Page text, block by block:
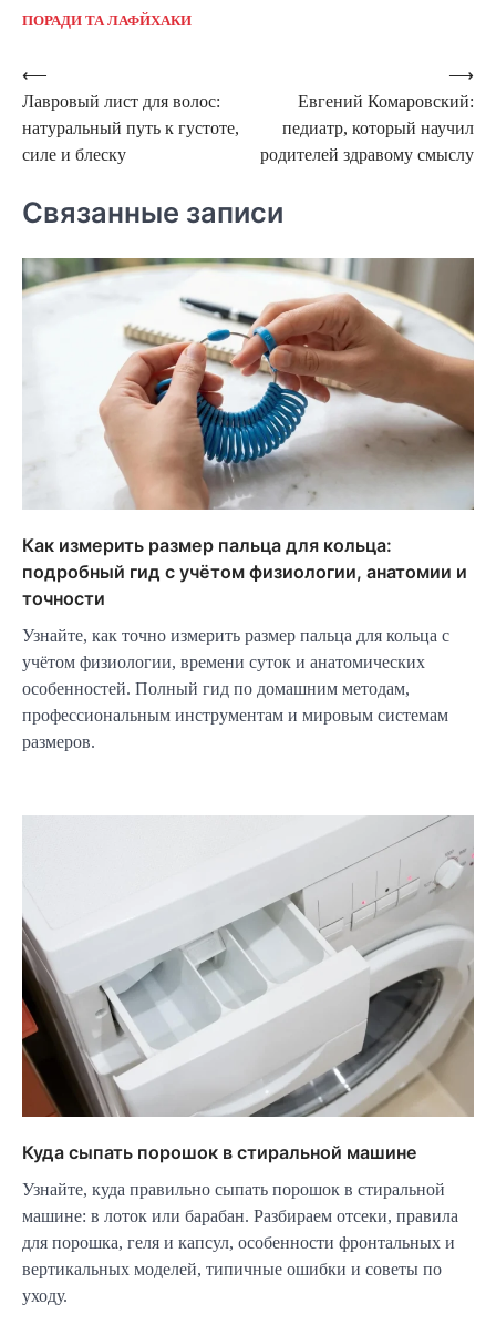
ПОРАДИ ТА ЛАФЙХАКИ
Навигация
по
записям
⟵
Лавровый лист для волос:
натуральный путь к густоте,
силе и блеску
Евгений Комаровский:
педиатр, который научил
родителей здравому смыслу
⟶
Связанные записи
Как измерить размер пальца для кольца:
подробный гид с учётом физиологии, анатомии и
точности
Узнайте, как точно измерить размер пальца для кольца с
учётом физиологии, времени суток и анатомических
особенностей. Полный гид по домашним методам,
профессиональным инструментам и мировым системам
размеров.
Куда сыпать порошок в стиральной машине
Узнайте, куда правильно сыпать порошок в стиральной
машине: в лоток или барабан. Разбираем отсеки, правила
для порошка, геля и капсул, особенности фронтальных и
вертикальных моделей, типичные ошибки и советы по
уходу.